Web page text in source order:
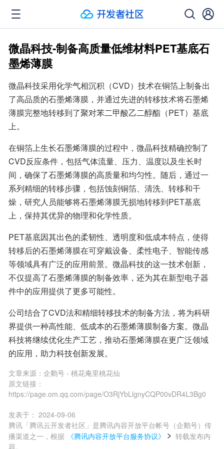
微晶科技-制备高质量低维材料PET基底石
墨烯薄膜
微晶科技采用化学气相沉积（CVD）技术在铜箔上制备出
了高品质的石墨烯薄膜，并通过先进的转移技术将石墨烯
薄膜完整地转移到了聚对苯二甲酸乙二醇酯（PET）基底
上。
在铜箔上生长石墨烯薄膜的过程中，微晶科技精确控制了
CVD反应条件，包括气体流量、压力、温度以及生长时
间，确保了石墨烯薄膜的高质量和均匀性。随后，通过一
系列精细的转移步骤，包括蚀刻铜箔、清洗、转移和干
燥，研究人员能够将石墨烯薄膜无损地转移到PET基底
上，保持其优异的物理和化学性质。
PET基底因其出色的柔韧性、透明度和低成本特点，使得
转移后的石墨烯薄膜在可穿戴设备、柔性电子、智能传感
等领域具有广泛的应用前景。微晶科技的这一技术创新，
不仅提高了石墨烯薄膜的制备效率，还为其在新型电子器
件中的应用提供了更多可能性。
公司结合了CVD法和精细转移技术的制备方法，将为科研
界提供一种高性能、低成本的石墨烯薄膜制备方案。微晶
科技将继续优化生产工艺，推动石墨烯薄膜在更广泛领域
的应用，助力科技创新发展。
文章来源： 企鹅号 - 桃花庵里桃花仙
原文链接：
https://page.om.qq.com/page/O3RjYbLlgnyCQP00vDR4L3Bg0
发表于： 2024-09-06
腾讯「腾讯云开发者社区」是腾讯内容开放平台帐号（企鹅号）传
播渠道之一，根据
《腾讯内容开放平台服务协议》
转载发布内
容。